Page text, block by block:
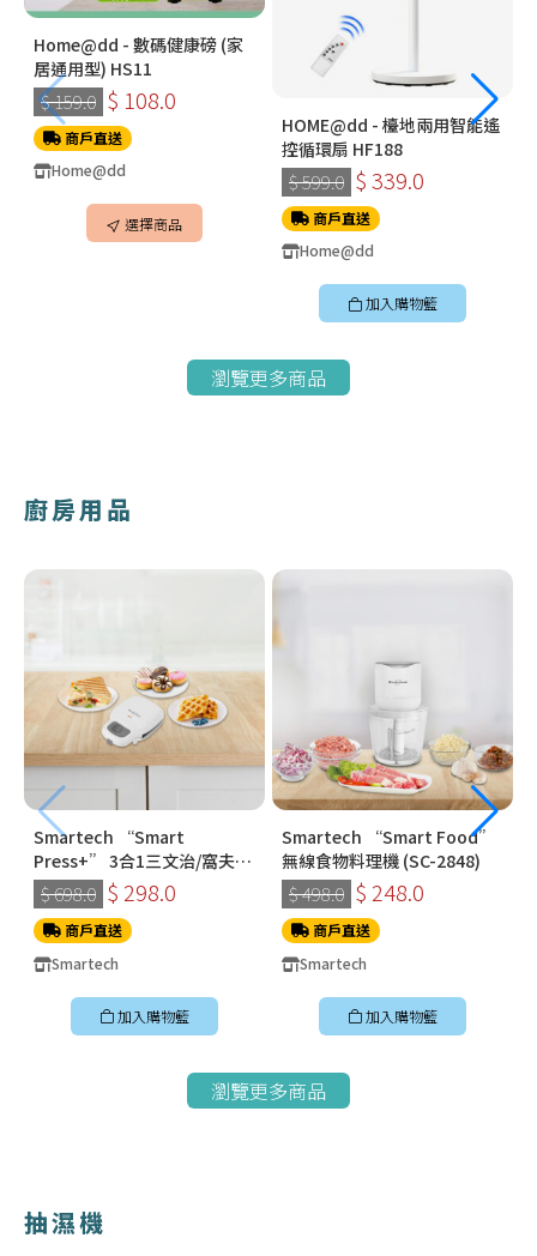
Home@dd - 數碼健康磅 (家
居通用型) HS11
$ 159.0 $ 108.0
商戶直送
Home@dd
選擇商品
HOME@dd - 檯地兩用智能遙
控循環扇 HF188
$ 599.0 $ 339.0
商戶直送
Home@dd
加入購物籃
瀏覽更多商品
廚房用品
Smartech “Smart
Press+” 3合1三文治/窩夫/
冬甩機 SM-2228
$ 698.0 $ 298.0
商戶直送
Smartech
加入購物籃
Smartech “Smart Food”
無線食物料理機 (SC-2848)
$ 498.0 $ 248.0
商戶直送
Smartech
加入購物籃
瀏覽更多商品
抽濕機